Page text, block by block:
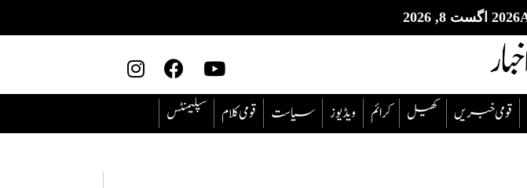
سپلیمنٹس قومی کلام سیاست ویڈیوز ‎کرائم کھیل قومی خبریں